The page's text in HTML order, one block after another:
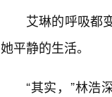
艾琳的呼吸都
她平静的生活。
“其实，”林浩